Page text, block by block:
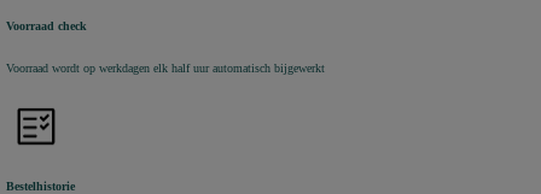
Voorraad check
Voorraad wordt op werkdagen elk half uur automatisch bijgewerkt
Bestelhistorie